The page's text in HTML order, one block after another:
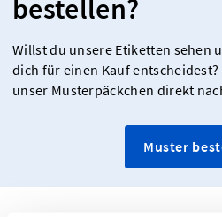
bestellen?
Willst du unsere Etiketten sehen
dich für einen Kauf
unser Musterpäckchen direkt
Muster